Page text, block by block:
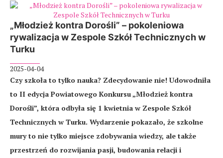
„Młodzież kontra Dorośli” – pokoleniowa
rywalizacja w Zespole Szkół Technicznych w
Turku
2025-04-04
Czy szkoła to tylko nauka? Zdecydowanie nie! Udowodniła
to II edycja Powiatowego Konkursu „Młodzież kontra
Dorośli”, która odbyła się 1 kwietnia w Zespole Szkół
Technicznych w Turku. Wydarzenie pokazało, że szkolne
mury to nie tylko miejsce zdobywania wiedzy, ale także
przestrzeń do rozwijania pasji, budowania relacji i